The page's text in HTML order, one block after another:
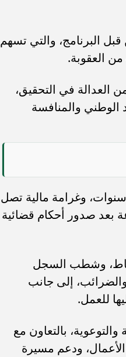
البرنامج، والتي تسهم
العقوبة.
العدالة في التحقيق،
والمنافسة
وغرامة مالية تصل
بعد صدور أحكام قضائية
وشطب السجل
إلى جانب
للعمل.
بالتعاون مع
ودعم مسيرة